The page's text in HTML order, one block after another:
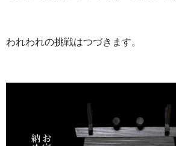
われわれの挑戦はつづきます。